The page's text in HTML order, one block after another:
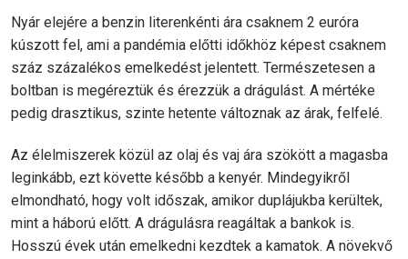
Nyár elejére a benzin literenkénti ára csaknem 2 euróra
kúszott fel, ami a pandémia előtti időkhöz képest csaknem
száz százalékos emelkedést jelentett. Természetesen a
boltban is megéreztük és érezzük a drágulást. A mértéke
pedig drasztikus, szinte hetente változnak az árak, felfelé.
Az élelmiszerek közül az olaj és vaj ára szökött a magasba
leginkább, ezt követte később a kenyér. Mindegyikről
elmondható, hogy volt időszak, amikor duplájukba kerültek,
mint a háború előtt. A drágulásra reagáltak a bankok is.
Hosszú évek után emelkedni kezdtek a kamatok. A növekvő